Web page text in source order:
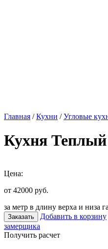
Главная /Кухни /Угловые
Кухня Теплый
Цена:
от 42000 руб.
за метр в длину верха и низа
Заказать Добавить в корзину
замерщика
Получить расчет